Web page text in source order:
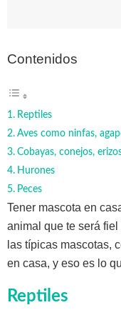
Contenidos
Reptiles
Aves como ninfas,
Cobayas, conejos,
Hurones
Peces
Tener mascota en
animal que te será
las típicas mascotas,
en casa, y eso es lo
Reptiles